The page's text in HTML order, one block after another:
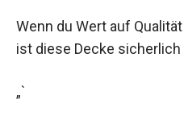
Wenn du Wert auf
ist diese Decke
„`